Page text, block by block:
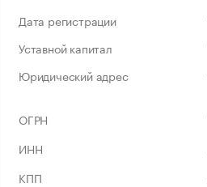
Дата регистрации
Уставной капитал
Юридический адрес
ОГРН
ИНН
КПП